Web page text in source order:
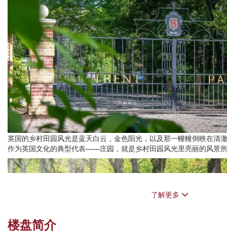
英国的乡村田园风光是蓝天白云，金色阳光，以及那一幢幢倒映在清
作为英国文化的典型代表——庄园，就是乡村田园风光里亮丽的风景
了解更多
楼盘简介